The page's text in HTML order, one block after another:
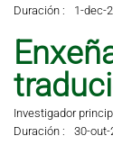
Duración :
1-dec-
Investigador
Duración :
30-out-